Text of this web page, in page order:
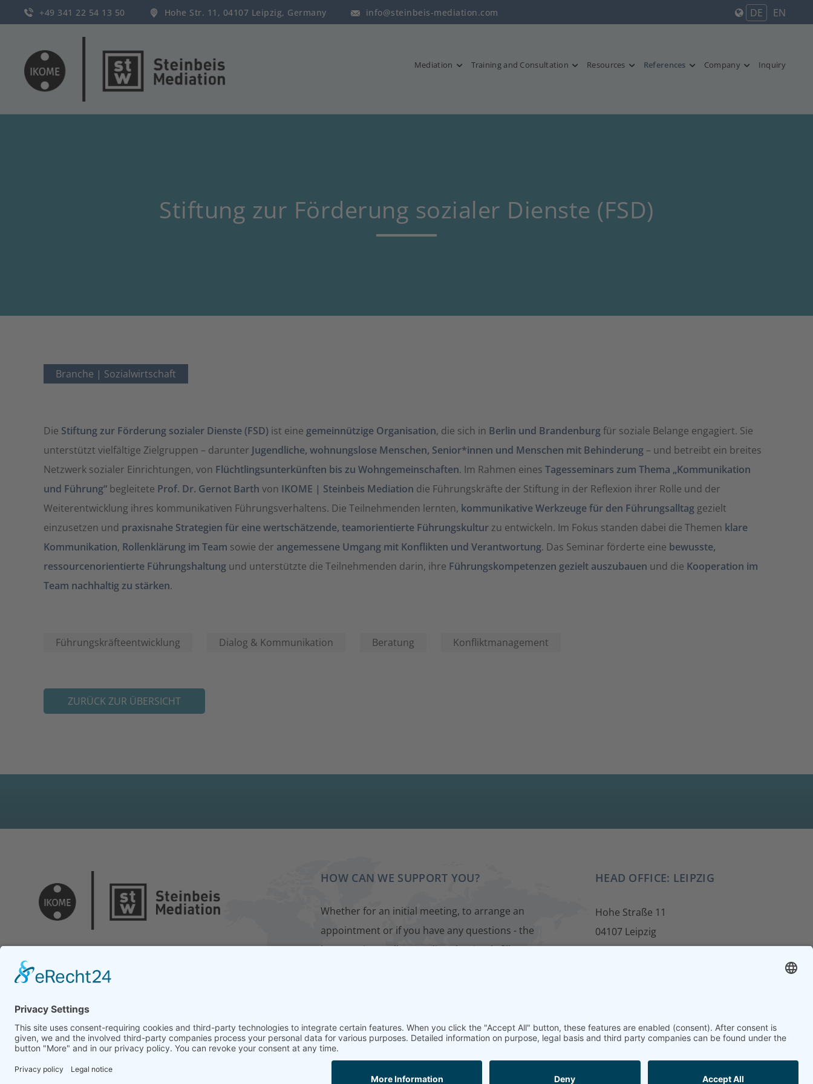
+49 341 22 54 13 50 Hohe Str. 11, 04107 Leipzig, Germany info@steinbeis-mediation.com DE EN
Mediation Training and Consultation Resources References Company Inquiry
Stiftung zur Förderung sozialer Dienste (FSD)
Branche | Sozialwirtschaft
Die Stiftung zur Förderung sozialer Dienste (FSD) ist eine gemeinnützige Organisation, die sich in Berlin und Brandenburgfür soziale Belange engagiert. Sie
unterstützt vielfältige Zielgruppen – darunter Jugendliche, wohnungslose Menschen, Senior*innen und Menschen mit Behinderung – und betreibt ein breites
Netzwerk sozialer Einrichtungen, von Flüchtlingsunterkünften bis zu Wohngemeinschaften. Im Rahmen eines Tagesseminars zum Thema „Kommunikation
und Führung“ begleitete Prof. Dr. Gernot Barth von IKOME | Steinbeis Mediation die Führungskräfte der Stiftung in der Reflexion ihrer Rolle und der
Weiterentwicklung ihres kommunikativen Führungsverhaltens. Die Teilnehmenden lernten, kommunikative Werkzeuge für den Führungsalltag gezielt
einzusetzen und praxisnahe Strategien für eine wertschätzende, teamorientierte Führungskultur zu entwickeln. Im Fokus standen dabei die Themen klare
Kommunikation, Rollenklärung im Team sowie der angemessene Umgang mit Konflikten und Verantwortung. Das Seminar förderte eine bewusste,
ressourcenorientierte Führungshaltung und unterstützte die Teilnehmenden darin, ihre Führungskompetenzen gezielt auszubauen und die Kooperation im
Team nachhaltig zu stärken.
Führungskräfteentwicklung Dialog & Kommunikation Beratung Konfliktmanagement
ZURÜCK ZUR ÜBERSICHT
HOW CAN WE SUPPORT YOU?
Whether for an initial meeting, to arrange an
appointment or if you have any questions - the
best way is to talk to us directly. Simply fill out our
CONTACT FORM
HEAD OFFICE: LEIPZIG
Hohe Straße 11
04107 Leipzig